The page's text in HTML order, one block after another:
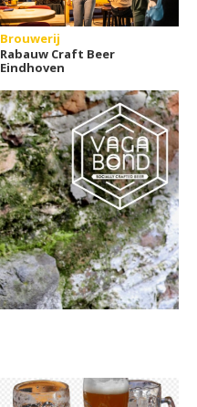
Brouwerij
Rabauw Craft Beer
Eindhoven